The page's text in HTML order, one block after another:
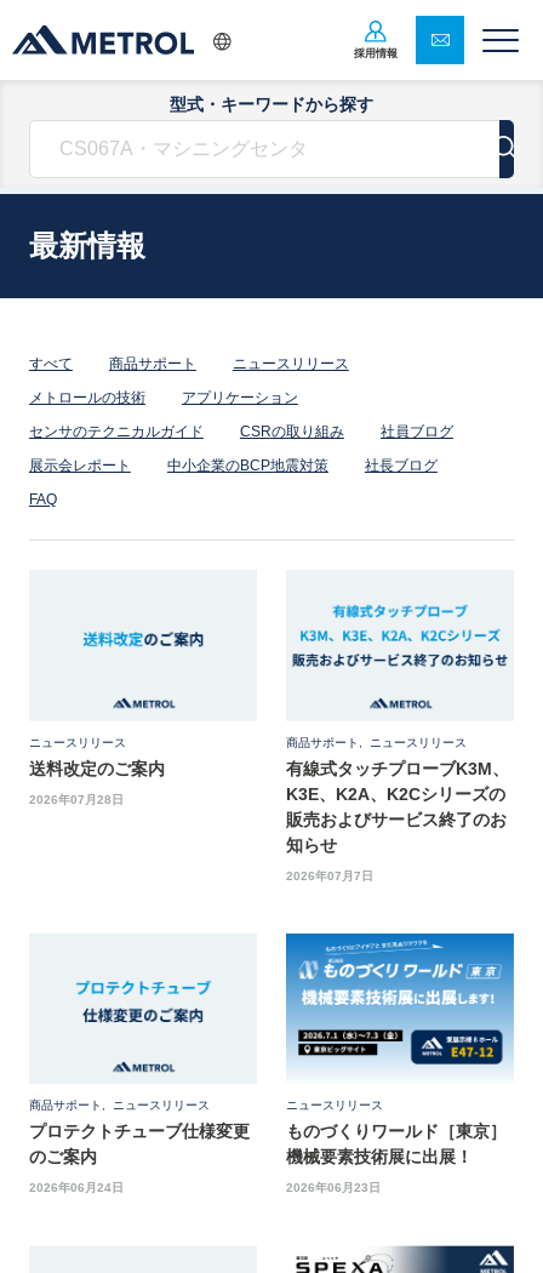
採用情報
型式・キーワードから探す
最新情報
すべて 商品サポート
ニュースリリース
メトロールの技術
アプリケーション
センサのテクニカルガイド
CSRの取り組み
社員ブログ
展示会レポート
中小企業のBCP地震対策
社長ブログ
FAQ
ニュースリリース
送料改定のご案内
2026年07月28日
商品サポート ニュースリリース
有線式タッチプローブK3M、
K3E、K2A、K2Cシリーズの
販売およびサービス終了のお
知らせ
2026年07月7日
商品サポート , ニュースリリース
プロテクトチューブ仕様変更
のご案内
2026年06月24日
ニュースリリース
ものづくりワールド［東京］
機械要素技術展に出展！
2026年06月23日